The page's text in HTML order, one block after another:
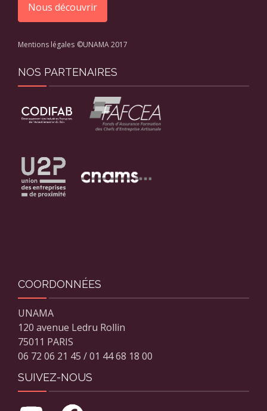
Nous découvrir
Mentions légales ©UNAMA 2017
NOS PARTENAIRES
COORDONNÉES
UNAMA
120 avenue Ledru Rollin
75011 PARIS
06 72 06 21 45 / 01 44 68 18 00
SUIVEZ-NOUS